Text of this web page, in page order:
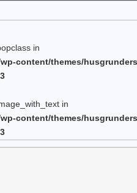
in
content/themes/
in
content/themes/